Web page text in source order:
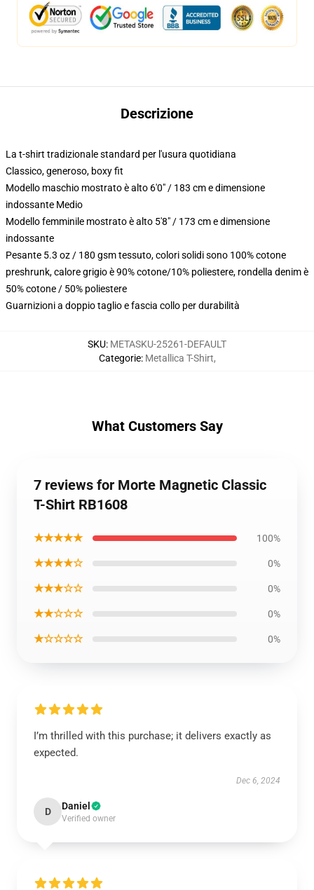
Descrizione
La t-shirt tradizionale standard per l'usura quotidiana
Classico, generoso, boxy fit
Modello maschio mostrato è alto 6'0" / 183 cm e dimensione
indossante Medio
Modello femminile mostrato è alto 5'8" / 173 cm e dimensione
indossante
Pesante 5.3 oz / 180 gsm tessuto, colori solidi sono 100% cotone
preshrunk, calore grigio è 90% cotone/10% poliestere, rondella denim è
50% cotone / 50% poliestere
Guarnizioni a doppio taglio e fascia collo per durabilità
SKU: METASKU-25261-DEFAULT
Categorie: Metallica T-Shirt,
What Customers Say
7 reviews for Morte Magnetic Classic
T-Shirt RB1608
★★★★★ 100%
★★★★☆ 0%
★★★☆☆ 0%
★★☆☆☆ 0%
★☆☆☆☆ 0%
I’m thrilled with this purchase; it delivers exactly as
expected.
Dec 6, 2024
D Daniel
Verified owner